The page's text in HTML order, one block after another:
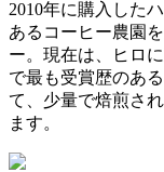
2010年に購入した
あるコーヒー農園
ー。現在は、ヒロ
で最も受賞歴のあ
て、少量で焙煎さ
ます。